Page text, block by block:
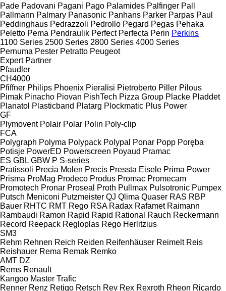
Pade Padovani Pagani Pago Palamides Palfinger Pall
Pallmann Palmary Panasonic Panhans Parker Parpas Paul
Peddinghaus Pedrazzoli Pedrollo Pegard Pegas Pehaka
Peletto Pema Pendraulik Perfect Perfecta Perin Perkins
1100 Series 2500 Series 2800 Series 4000 Series
Pernuma Pester Petratto Peugeot
Expert Partner
Pfaudler
CH4000
Pfiffner Philips Phoenix Pieralisi Pietroberto Piller Pilous
Pimak Pinacho Piovan PishTech Pizza Group Placke Pladdet
Planatol Plasticband Platarg Plockmatic Plus Power
GF
Plymovent Polair Polar Polin Poly-clip
FCA
Polygraph Polyma Polypack Polypal Ponar Popp Poręba
Potisje PowerED Powerscreen Poyaud Pramac
ES GBL GBW P S-series
Pratissoli Precia Molen Precis Pressta Eisele Prima Power
Prisma ProMag Prodeco Produs Promac Promecam
Promotech Pronar Proseal Proth Pullmax Pulsotronic Pumpex
Putsch Meniconi Putzmeister QJ Qlima Quaser RAS RBP
Bauer RHTC RMT Rego RSA Radax Rafamet Raimann
Rambaudi Ramon Rapid Rapid Rational Rauch Reckermann
Record Reepack Regloplas Rego Herlitzius
SM3
Rehm Rehnen Reich Reiden Reifenhäuser Reimelt Reis
Reishauer Rema Remak Remko
AMT DZ
Rems Renault
Kangoo Master Trafic
Renner Renz Retigo Retsch Rev Rex Rexroth Rheon Ricardo